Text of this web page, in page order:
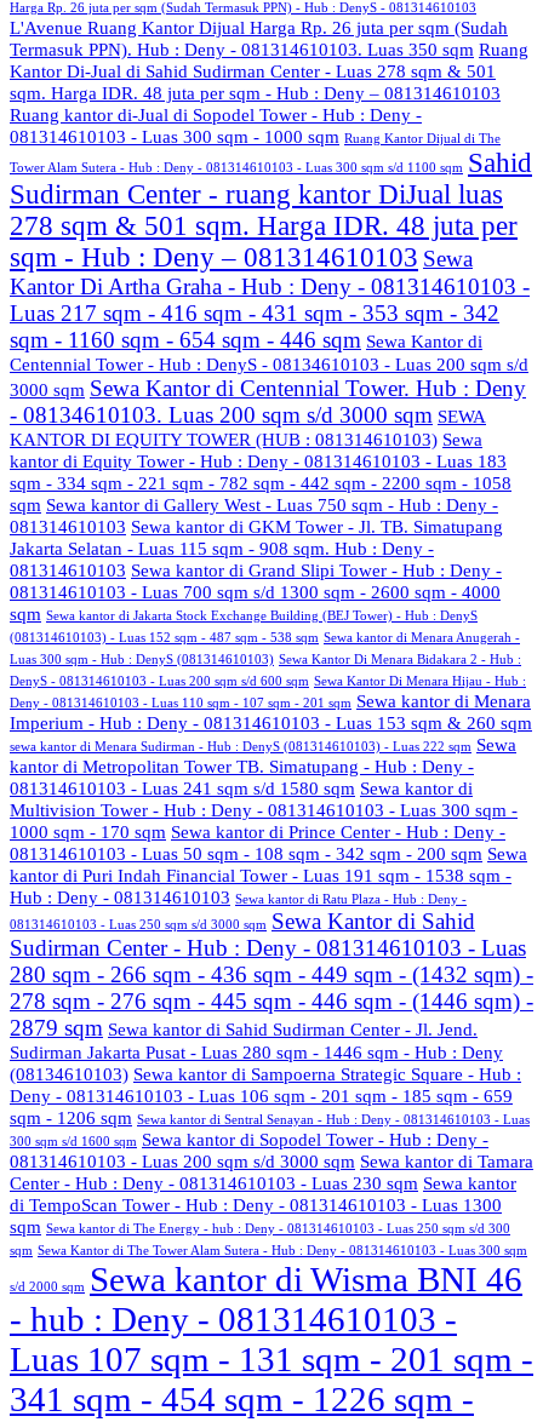
Harga Rp. 26 juta per sqm (Sudah Termasuk PPN) - Hub : DenyS - 081314610103
L'Avenue Ruang Kantor Dijual Harga Rp. 26 juta per sqm (Sudah
Termasuk PPN). Hub : Deny - 081314610103. Luas 350 sqm Ruang
Kantor Di-Jual di Sahid Sudirman Center - Luas 278 sqm & 501
sqm. Harga IDR. 48 juta per sqm - Hub : Deny – 081314610103
Ruang kantor di-Jual di Sopodel Tower - Hub : Deny -
081314610103 - Luas 300 sqm - 1000 sqm Ruang Kantor Dijual di The
Tower Alam Sutera - Hub : Deny - 081314610103 - Luas 300 sqm s/d 1100 sqm Sahid
Sudirman Center - ruang kantor DiJual luas
278 sqm & 501 sqm. Harga IDR. 48 juta per
sqm - Hub : Deny – 081314610103 Sewa
Kantor Di Artha Graha - Hub : Deny - 081314610103 -
Luas 217 sqm - 416 sqm - 431 sqm - 353 sqm - 342
sqm - 1160 sqm - 654 sqm - 446 sqm Sewa Kantor di
Centennial Tower - Hub : DenyS - 08134610103 - Luas 200 sqm s/d
3000 sqm Sewa Kantor di Centennial Tower. Hub : Deny
- 08134610103. Luas 200 sqm s/d 3000 sqm SEWA
KANTOR DI EQUITY TOWER (HUB : 081314610103) Sewa
kantor di Equity Tower - Hub : Deny - 081314610103 - Luas 183
sqm - 334 sqm - 221 sqm - 782 sqm - 442 sqm - 2200 sqm - 1058
sqm Sewa kantor di Gallery West - Luas 750 sqm - Hub : Deny -
081314610103 Sewa kantor di GKM Tower - Jl. TB. Simatupang
Jakarta Selatan - Luas 115 sqm - 908 sqm. Hub : Deny -
081314610103 Sewa kantor di Grand Slipi Tower - Hub : Deny -
081314610103 - Luas 700 sqm s/d 1300 sqm - 2600 sqm - 4000
sqm Sewa kantor di Jakarta Stock Exchange Building (BEJ Tower) - Hub : DenyS
(081314610103) - Luas 152 sqm - 487 sqm - 538 sqm Sewa kantor di Menara Anugerah -
Luas 300 sqm - Hub : DenyS (081314610103) Sewa Kantor Di Menara Bidakara 2 - Hub :
DenyS - 081314610103 - Luas 200 sqm s/d 600 sqm Sewa Kantor Di Menara Hijau - Hub :
Deny - 081314610103 - Luas 110 sqm - 107 sqm - 201 sqm Sewa kantor di Menara
Imperium - Hub : Deny - 081314610103 - Luas 153 sqm & 260 sqm
sewa kantor di Menara Sudirman - Hub : DenyS (081314610103) - Luas 222 sqm Sewa
kantor di Metropolitan Tower TB. Simatupang - Hub : Deny -
081314610103 - Luas 241 sqm s/d 1580 sqm Sewa kantor di
Multivision Tower - Hub : Deny - 081314610103 - Luas 300 sqm -
1000 sqm - 170 sqm Sewa kantor di Prince Center - Hub : Deny -
081314610103 - Luas 50 sqm - 108 sqm - 342 sqm - 200 sqm Sewa
kantor di Puri Indah Financial Tower - Luas 191 sqm - 1538 sqm -
Hub : Deny - 081314610103 Sewa kantor di Ratu Plaza - Hub : Deny -
081314610103 - Luas 250 sqm s/d 3000 sqm Sewa Kantor di Sahid
Sudirman Center - Hub : Deny - 081314610103 - Luas
280 sqm - 266 sqm - 436 sqm - 449 sqm - (1432 sqm) -
278 sqm - 276 sqm - 445 sqm - 446 sqm - (1446 sqm) -
2879 sqm Sewa kantor di Sahid Sudirman Center - Jl. Jend.
Sudirman Jakarta Pusat - Luas 280 sqm - 1446 sqm - Hub : Deny
(08134610103) Sewa kantor di Sampoerna Strategic Square - Hub :
Deny - 081314610103 - Luas 106 sqm - 201 sqm - 185 sqm - 659
sqm - 1206 sqm Sewa kantor di Sentral Senayan - Hub : Deny - 081314610103 - Luas
300 sqm s/d 1600 sqm Sewa kantor di Sopodel Tower - Hub : Deny -
081314610103 - Luas 200 sqm s/d 3000 sqm Sewa kantor di Tamara
Center - Hub : Deny - 081314610103 - Luas 230 sqm Sewa kantor
di TempoScan Tower - Hub : Deny - 081314610103 - Luas 1300
sqm Sewa kantor di The Energy - hub : Deny - 081314610103 - Luas 250 sqm s/d 300
sqm Sewa Kantor di The Tower Alam Sutera - Hub : Deny - 081314610103 - Luas 300 sqm
s/d 2000 sqm
Sewa kantor di Wisma BNI 46
- hub : Deny - 081314610103 -
Luas 107 sqm - 131 sqm - 201 sqm -
341 sqm - 454 sqm - 1226 sqm -